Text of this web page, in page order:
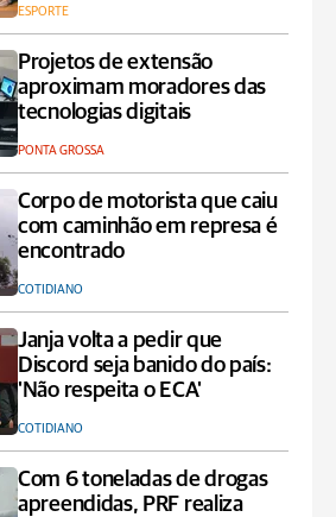
ESPORTE
Projetos de extensão
aproximam moradores das
tecnologias digitais
PONTA GROSSA
Corpo de motorista que caiu
com caminhão em represa é
encontrado
COTIDIANO
Janja volta a pedir que
Discord seja banido do país:
'Não respeita o ECA'
COTIDIANO
Com 6 toneladas de drogas
apreendidas, PRF realiza